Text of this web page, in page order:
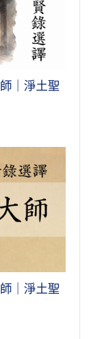
｜淨土聖
｜淨土聖